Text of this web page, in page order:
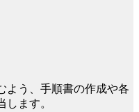
よう、手順書の作成や各
ます。